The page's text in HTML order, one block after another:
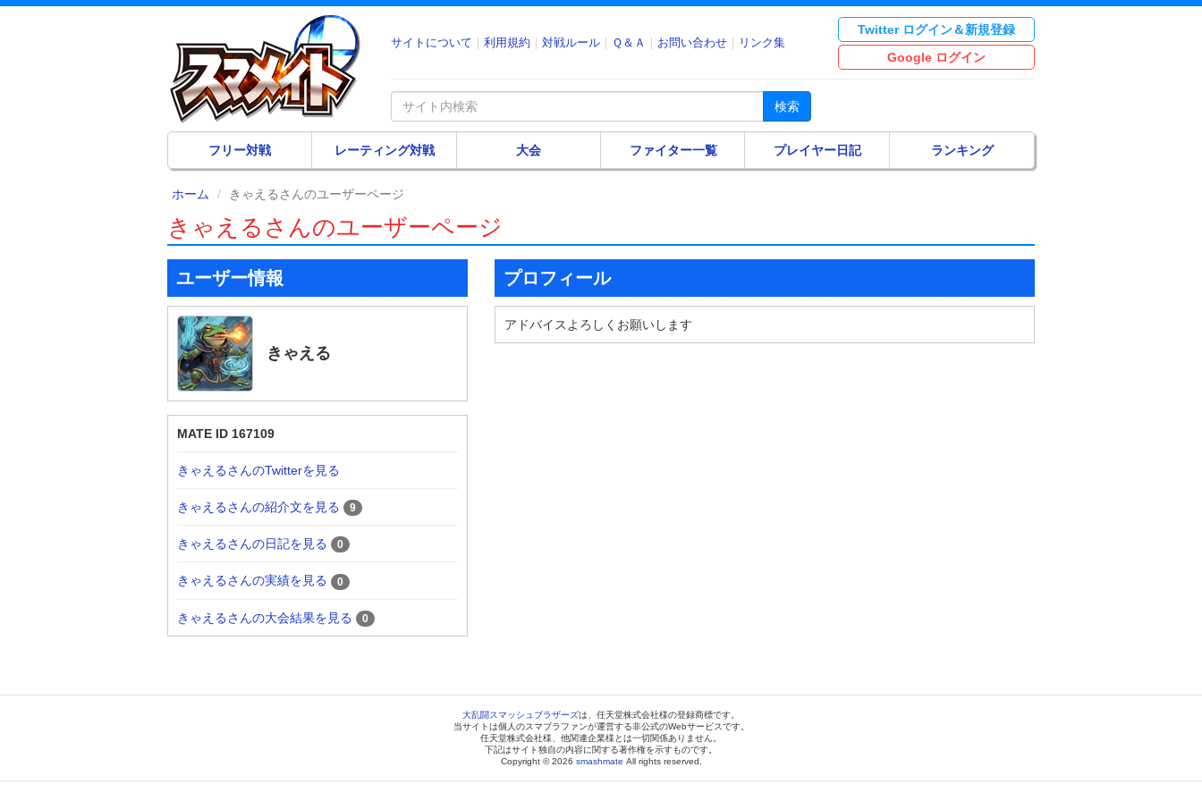
サイトについて 利用規約 対戦ルール Ｑ＆Ａ お問い合わせ リンク集
Twitter ログイン＆新規登録
Google ログイン
検索
フリー対戦 レーティング対戦 大会 ファイター一覧 プレイヤー日記 ランキング
ホーム きゃえるさんのユーザーページ
きゃえるさんのユーザーページ
ユーザー情報
きゃえる
MATE ID 167109
きゃえるさんのTwitterを見る
きゃえるさんの紹介文を見る 9
きゃえるさんの日記を見る 0
きゃえるさんの実績を見る 0
きゃえるさんの大会結果を見る 0
プロフィール
アドバイスよろしくお願いします
大乱闘スマッシュブラザーズは、任天堂株式会社様の登録商標です。
当サイトは個人のスマブラファンが運営する非公式のWebサービスです。
任天堂株式会社様、他関連企業様とは一切関係ありません。
下記はサイト独自の内容に関する著作権を示すものです。
Copyright © 2026 smashmate All rights reserved.